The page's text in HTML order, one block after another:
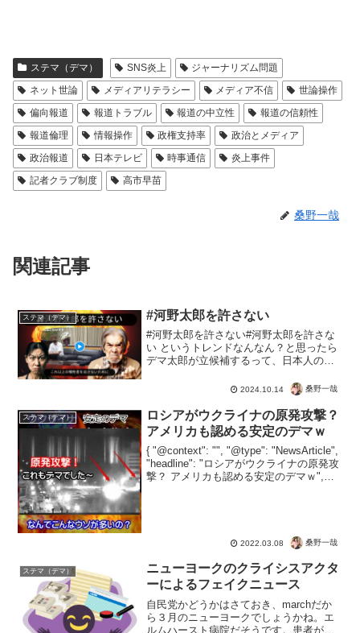
ステマ（デマ） SNS炎上
ジャーナリズム問題
ネット世論
メディアリテラシー メディア不信
世論操作
偏向報道
報道トラブル 報道の中立性
報道の信頼性
報道倫理
情報操作 政権支持率
政治とメディア
政治報道
日本テレビ 時事通信
炎上事件
記者クラブ制度
高市早苗
桑野一哉
関連記事
ステマ（デマ） #河野太郎を許さない
#河野太郎を許さない#河野太郎を許さな
い というトレンドなんなん？と思ったら
デマ太郎が立候補するって、日本人の民
ほどに、虚偽発言を繰り返した河野太
郎。都合が悪いと誹謗中傷と被害者ポジ
ションをとる極めて悪質...
2024.10.14 桑野一哉
ステマ（デマ）
ロシアがウクライナの原発攻撃？
アメリカも認める安定のデマｗ
{ "@context": "", "@type": "NewsArticle",
"headline": "ロシアがウクライナの原発攻
撃？ アメリカも認める安定のデマｗ",
2022.03.08 桑野一哉
ステマ（デマ）
ニューヨークのクライシスアクタ
ーによるフェイクニュース
自民党かどうかはさておき、marchだか
ら３月のニューヨークでしょうかね。エ
ルムハースト病院だそうです。患者が現